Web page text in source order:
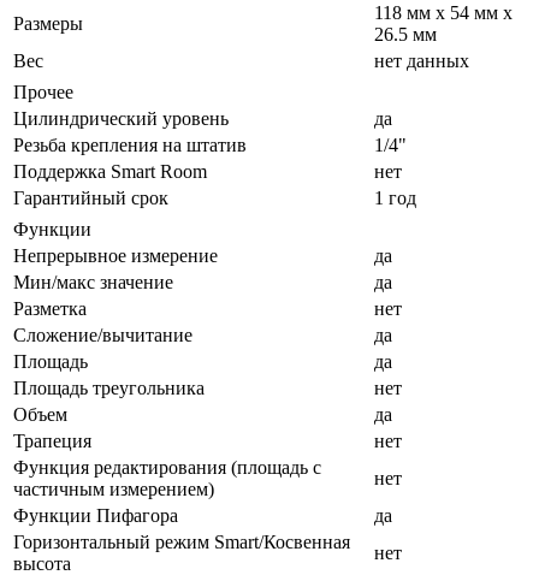
Размеры
118 мм x 54 мм x
26.5 мм
Вес
нет данных
Прочее
Цилиндрический уровень
да
Резьба крепления на штатив
1/4"
Поддержка Smart Room
нет
Гарантийный срок
1 год
Функции
Непрерывное измерение
да
Мин/макс значение
да
Разметка
нет
Сложение/вычитание
да
Площадь
да
Площадь треугольника
нет
Объем
да
Трапеция
нет
Функция редактирования (площадь с
частичным измерением)
нет
Функции Пифагора
да
Горизонтальный режим Smart/Косвенная
высота
нет